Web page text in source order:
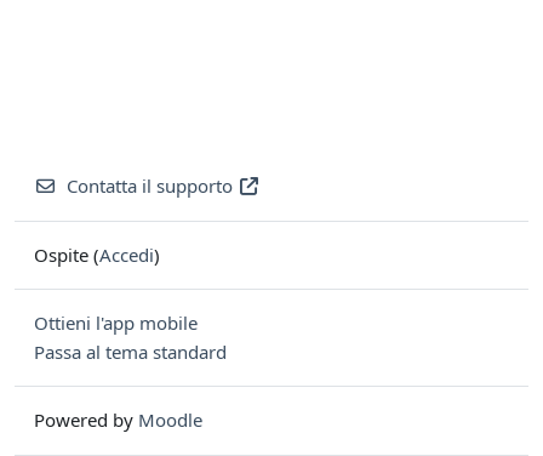
Contatta il supporto
Ospite (Accedi)
Ottieni l'app mobile
Passa al tema standard
Powered by Moodle